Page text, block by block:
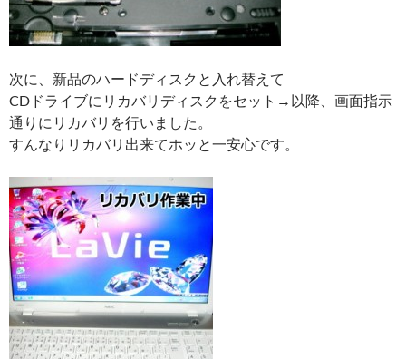
次に、新品のハードディスクと入れ替えて
CDドライブにリカバリディスクをセット→以降、画面指示
通りにリカバリを行いました。
すんなりリカバリ出来てホッと一安心です。